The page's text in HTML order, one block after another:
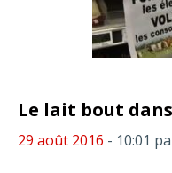
Le lait bout
29 août 2016 - 10:01